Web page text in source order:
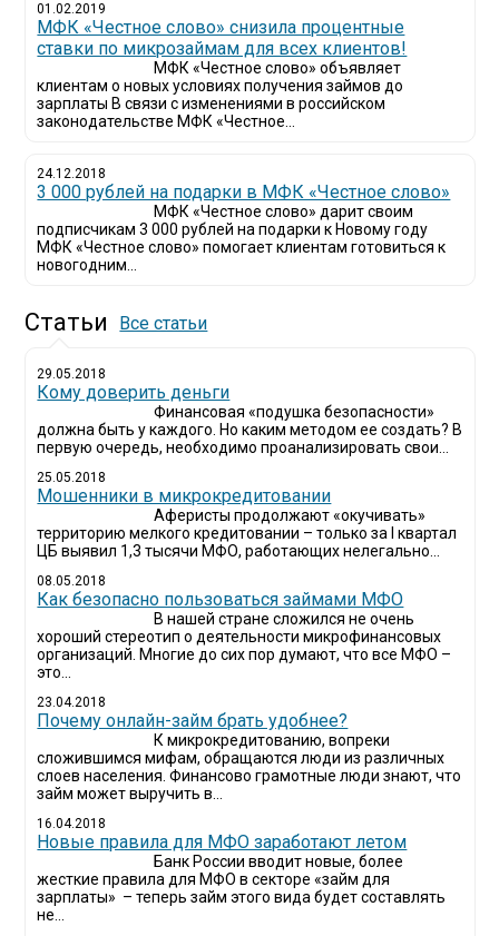
01.02.2019
МФК «Честное слово» снизила процентные
ставки по микрозаймам для всех клиентов!
МФК «Честное слово» объявляет
клиентам о новых условиях получения займов до
зарплаты В связи с изменениями в российском
законодательстве МФК «Честное...
24.12.2018
3 000 рублей на подарки в МФК «Честное слово»
МФК «Честное слово» дарит своим
подписчикам 3 000 рублей на подарки к Новому году
МФК «Честное слово» помогает клиентам готовиться к
новогодним...
Статьи Все статьи
29.05.2018
Кому доверить деньги
Финансовая «подушка безопасности»
должна быть у каждого. Но каким методом ее создать? В
первую очередь, необходимо проанализировать свои...
25.05.2018
Мошенники в микрокредитовании
Аферисты продолжают «окучивать»
территорию мелкого кредитовании – только за I квартал
ЦБ выявил 1,3 тысячи МФО, работающих нелегально...
08.05.2018
Как безопасно пользоваться займами МФО
В нашей стране сложился не очень
хороший стереотип о деятельности микрофинансовых
организаций. Многие до сих пор думают, что все МФО –
это...
23.04.2018
Почему онлайн-займ брать удобнее?
К микрокредитованию, вопреки
сложившимся мифам, обращаются люди из различных
слоев населения. Финансово грамотные люди знают, что
займ может выручить в...
16.04.2018
Новые правила для МФО заработают летом
Банк России вводит новые, более
жесткие правила для МФО в секторе «займ для
зарплаты» – теперь займ этого вида будет составлять
не...